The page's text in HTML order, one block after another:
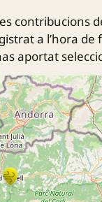
contribucions
a l’hora
aportat